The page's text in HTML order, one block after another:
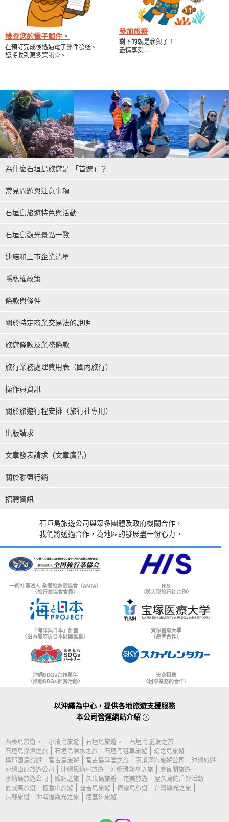
檢查您的電子郵件。
在預訂完成後透過電子郵件發送。
您將收到更多資訊☆。
參加旅遊
剩下的就是參與了！
盡情享受...
為什麼石垣島旅遊是 「首選」？
常見問題與注意事項
石垣島旅遊特色與活動
石垣島觀光景點一覽
連結和上市企業清單
隱私權政策
條款與條件
關於特定商業交易法的說明
旅遊條款及業務條款
旅行業務處理費用表（國內旅行）
操作員資訊
關於旅遊行程安排（旅行社專用）
出版請求
文章發表請求（文章廣告）
關於聯盟行銷
招聘資訊
石垣島旅遊公司與眾多團體及政府機關合作，
我們將透過合作，為地區的發展盡一份心力。
一般社團法人 全國旅遊業協會（ANTA）
〈旅行業協會會員〉
HIS
〈與大型旅行社合作〉
「海洋與日本」計畫
〈由內閣府與日本財團推動〉
寶塚醫療大學
〈產學合作〉
沖繩SDGs合作夥伴
〈推動SDGs推廣活動〉
天空租車
〈租車業務的合作〉
以沖繩為中心，提供各地旅遊支援服務
本公司營運網站介紹
西表島旅遊。 小濱島旅遊 石垣島旅遊。
石垣島 藍洞之旅
石垣島浮潛之旅
石垣島潛水之旅 石垣島租車旅遊
幻之島旅遊
與那國島旅遊
宮古島旅遊 宮古島浮潛之旅 南瓜洞穴旅遊公司
沖繩旅遊
沖繩山原旅遊公司
沖繩恩納村旅遊 沖繩滑翔傘之旅
慶良間旅遊
水納島旅遊公司
觀鯨之旅 久米島旅遊 奄美旅遊
屋久島的戶外活動
夏威夷旅遊
檀香山旅遊 普吉島旅遊 宿霧島旅遊
台灣觀光之旅
長野旅遊
北海道觀光之旅 尼塞科旅遊